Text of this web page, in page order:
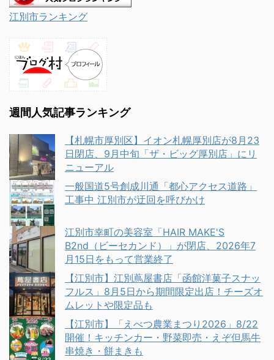
江別市ランキング
週間人気記事ランキング
【札幌市厚別区】イオン札幌厚別店が8月23
日閉店、9月中旬「ザ・ビッグ厚別店」にリ
ニューアル
一般国道5号創成川通「都心アクセス道路」
工事中 江別市が迂回を呼びかけ
江別市幸町の美容室「HAIR MAKE'S
B2nd（ビーセカンド）」が閉店、2026年7
月15日をもって営業終了
【江別市】江別蔦屋書店「函館洋菓子スナッ
フルス」8月5日から期間限定出店！チーズオ
ムレットや限定品も
【江別市】「えべつ農業まつり2026」8/22
開催！キッチンカー・野菜即売・えぞ但馬牛
串焼き・餅まきも